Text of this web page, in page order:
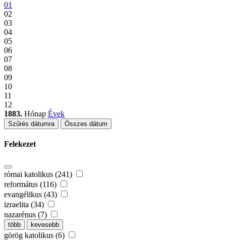
01
02
03
04
05
06
07
08
09
10
11
12
1883. Hónap Évek
Szűrés dátumra Összes dátum
Felekezet
római katolikus (241)
református (116)
evangélikus (43)
izraelita (34)
nazarénus (7)
több kevesebb
görög katolikus (6)